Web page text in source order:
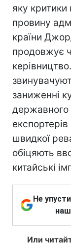
яку
провину
країни
продовжує
заниженні
державного
швидкої
обіцяють
китайські
Не
Или